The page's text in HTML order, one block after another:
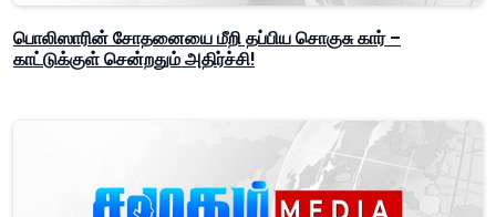
பொலிஸாரின் சோதனையை மீறி தப்பிய சொகுசு கார் –
காட்டுக்குள் சென்றதும் அதிர்ச்சி!